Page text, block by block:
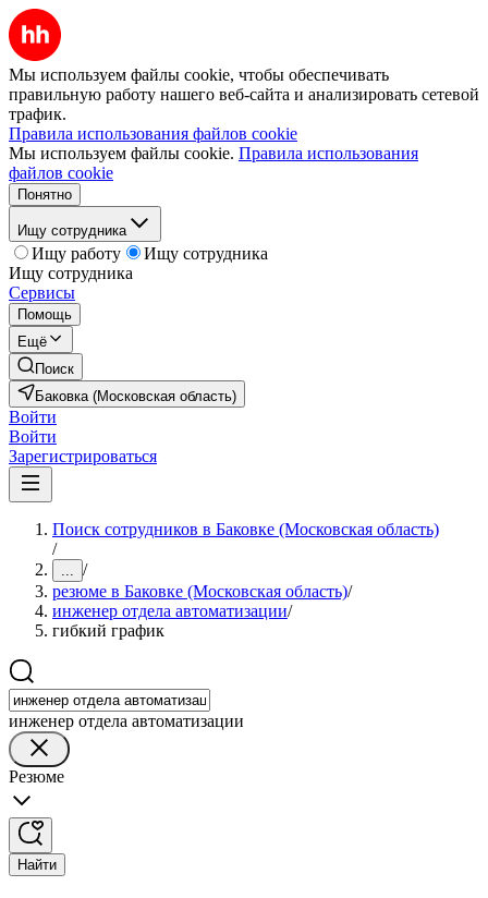
Мы используем файлы cookie, чтобы обеспечивать
правильную работу нашего веб-сайта и анализировать сетевой
трафик.
Правила использования файлов cookie
Мы используем файлы cookie. Правила использования
файлов cookie
Понятно
Ищу сотрудника
Ищу работу
Ищу сотрудника
Ищу сотрудника
Сервисы
Помощь
Ещё
Поиск
Баковка (Московская область)
Войти
Войти
Зарегистрироваться
Поиск сотрудников в Баковке (Московская область)
/
... /
резюме в Баковке (Московская область)/
инженер отдела автоматизации/
гибкий график
инженер отдела автоматизации
Резюме
Найти